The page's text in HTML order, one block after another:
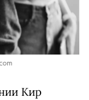
Кир